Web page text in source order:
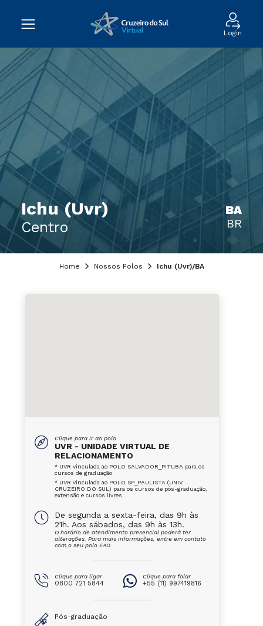
Login
Ichu (Uvr)
Centro
BA
BR
Home Nossos Polos Ichu (Uvr)/BA
Clique para ir ao polo
UVR - UNIDADE VIRTUAL DE
RELACIONAMENTO
* UVR vinculada ao POLO SALVADOR_PITUBA para os
cursos de graduação
* UVR vinculada ao POLO SP_PAULISTA (UNIV.
CRUZEIRO DO SUL) para os cursos de pós-graduação,
extensão e cursos livres
De segunda a sexta-feira, das 9h às
21h. Aos sábados, das 9h às 13h.
O horário de atendimento presencial poderá ter
alterações. Para mais informações, entre em contato
com o seu polo EAD.
Clique para ligar
0800 721 5844
Clique para falar
+55 (11) 997419816
Pós-graduação